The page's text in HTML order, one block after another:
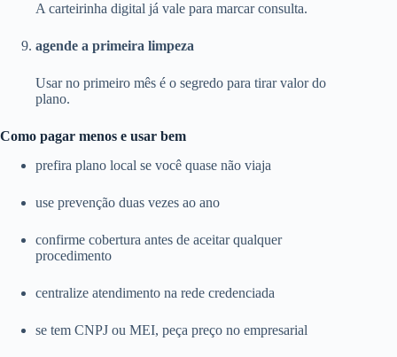
A carteirinha digital já vale para marcar consulta.
agende a primeira limpeza
Usar no primeiro mês é o segredo para tirar valor do
plano.
Como pagar menos e usar bem
prefira plano local se você quase não viaja
use prevenção duas vezes ao ano
confirme cobertura antes de aceitar qualquer
procedimento
centralize atendimento na rede credenciada
se tem CNPJ ou MEI, peça preço no empresarial